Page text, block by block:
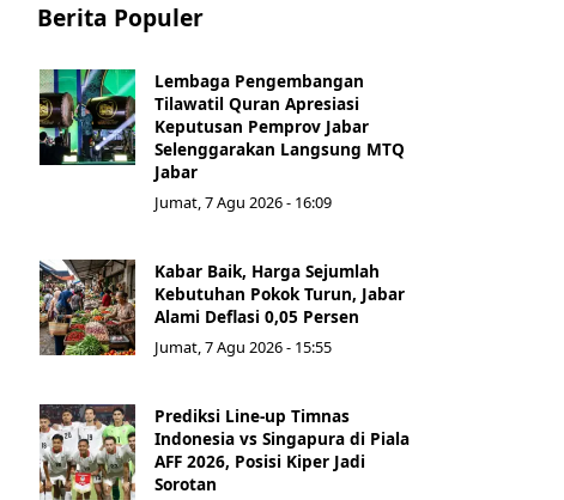
Berita Populer
Lembaga Pengembangan
Tilawatil Quran Apresiasi
Keputusan Pemprov Jabar
Selenggarakan Langsung MTQ
Jabar
Jumat, 7 Agu 2026 - 16:09
Kabar Baik, Harga Sejumlah
Kebutuhan Pokok Turun, Jabar
Alami Deflasi 0,05 Persen
Jumat, 7 Agu 2026 - 15:55
Prediksi Line-up Timnas
Indonesia vs Singapura di Piala
AFF 2026, Posisi Kiper Jadi
Sorotan